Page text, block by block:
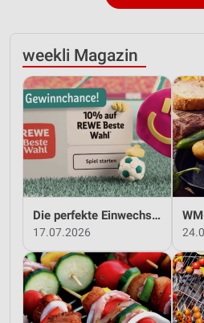
weekli Magazin
Die perfekte Einwechslung: Dein Fan-Bonus!*
17.07.2026